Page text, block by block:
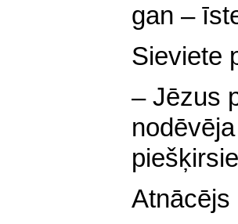
gan –
Sieviete
– Jēzus
Atnācējs